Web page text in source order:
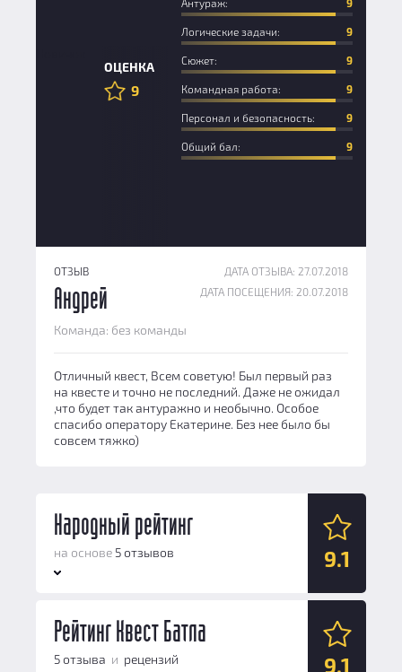
ОЦЕНКА
9
Антураж: 9
Логические задачи: 9
Сюжет: 9
Командная работа: 9
Персонал и безопасность: 9
Общий бал: 9
ОТЗЫВ
ДАТА ОТЗЫВА: 27.07.2018
ДАТА ПОСЕЩЕНИЯ: 20.07.2018
Андрей
Команда: без команды
Отличный квест, Всем советую! Был первый раз
на квесте и точно не последний. Даже не ожидал
,что будет так антуражно и необычно. Особое
спасибо оператору Екатерине. Без нее было бы
совсем тяжко)
Народный рейтинг
на основе 5 отзывов 9.1
Антураж: 9
Логические задачи:
Рейтинг Квест Батла
5 отзыва и рецензий 9.1